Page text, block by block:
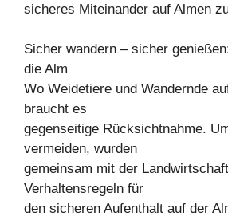
sicheres Miteinander auf Almen
Sicher wandern – sicher
die Alm
Wo Weidetiere und Wandernde
braucht es
gegenseitige Rücksichtnahme.
vermeiden, wurden
gemeinsam mit der
Verhaltensregeln für
den sicheren Aufenthalt auf der